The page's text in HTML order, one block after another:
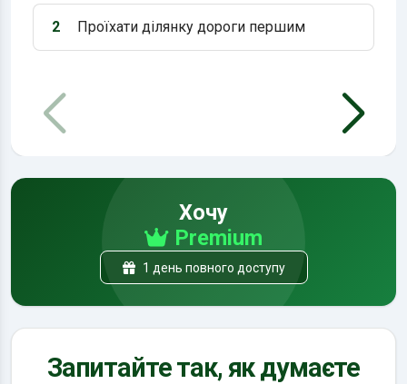
Варіант 2:
2 Проїхати ділянку дороги першим
Хочу
Premium
1 день повного доступу
Запитайте так, як думаєте